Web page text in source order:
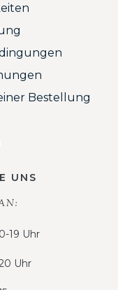
Bestellung
UNS
19 Uhr
Uhr